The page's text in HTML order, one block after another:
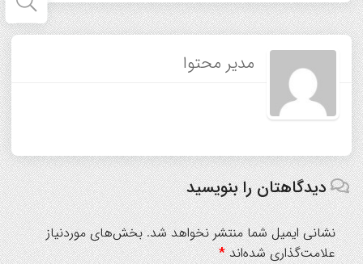
مدیر محتوا
دیدگاهتان را بنویسید
نشانی ایمیل شما منتشر نخواهد شد. بخش‌های موردنیاز
علامت‌گذاری شده‌اند*